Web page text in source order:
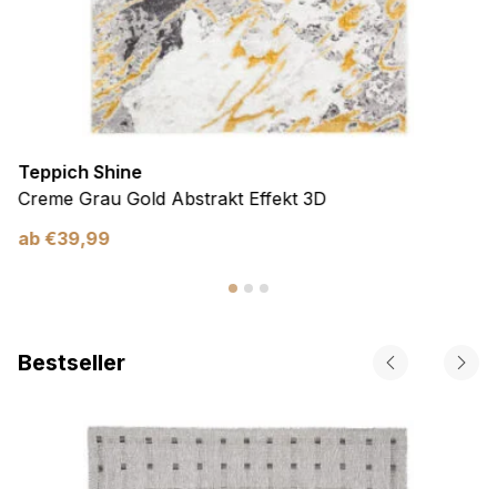
Teppich Shine
Creme Grau Gold Abstrakt Effekt 3D
ab €39,99
Bestseller